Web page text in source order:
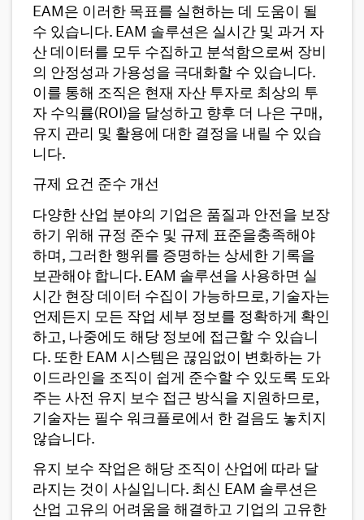
EAM은 이러한 목표를 실현하는 데 도움이 될
수 있습니다. EAM 솔루션은 실시간 및 과거 자
산 데이터를 모두 수집하고 분석함으로써 장비
의 안정성과 가용성을 극대화할 수 있습니다.
이를 통해 조직은 현재 자산 투자로 최상의 투
자 수익률(ROI)을 달성하고 향후 더 나은 구매,
유지 관리 및 활용에 대한 결정을 내릴 수 있습
니다.
규제 요건 준수 개선
다양한 산업 분야의 기업은 품질과 안전을 보장
하기 위해 규정 준수 및 규제 표준을충족해야
하며, 그러한 행위를 증명하는 상세한 기록을
보관해야 합니다. EAM 솔루션을 사용하면 실
시간 현장 데이터 수집이 가능하므로, 기술자는
언제든지 모든 작업 세부 정보를 정확하게 확인
하고, 나중에도 해당 정보에 접근할 수 있습니
다. 또한 EAM 시스템은 끊임없이 변화하는 가
이드라인을 조직이 쉽게 준수할 수 있도록 도와
주는 사전 유지 보수 접근 방식을 지원하므로,
기술자는 필수 워크플로에서 한 걸음도 놓치지
않습니다.
유지 보수 작업은 해당 조직이 산업에 따라 달
라지는 것이 사실입니다. 최신 EAM 솔루션은
산업 고유의 어려움을 해결하고 기업의 고유한